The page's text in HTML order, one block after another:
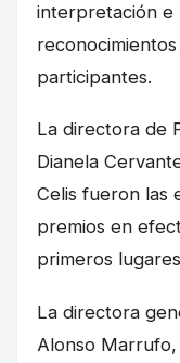
interpretación e
participantes.
La directora de
Dianela
Celis fueron las
premios en
primeros
La directora
Alonso